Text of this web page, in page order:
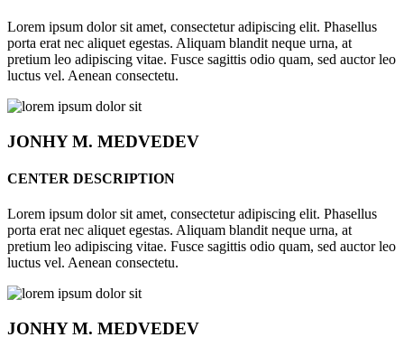
Lorem ipsum dolor sit amet, consectetur adipiscing elit. Phasellus
porta erat nec aliquet egestas. Aliquam blandit neque urna, at
pretium leo adipiscing vitae. Fusce sagittis odio quam, sed auctor leo
luctus vel. Aenean consectetu.
JONHYM. MEDVEDEV
CENTER DESCRIPTION
Lorem ipsum dolor sit amet, consectetur adipiscing elit. Phasellus
porta erat nec aliquet egestas. Aliquam blandit neque urna, at
pretium leo adipiscing vitae. Fusce sagittis odio quam, sed auctor leo
luctus vel. Aenean consectetu.
JONHYM. MEDVEDEV